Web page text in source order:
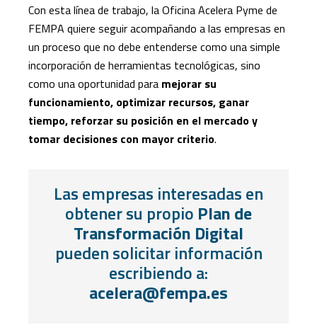
Con esta línea de trabajo, la Oficina Acelera Pyme de
FEMPA quiere seguir acompañando a las empresas en
un proceso que no debe entenderse como una simple
incorporación de herramientas tecnológicas, sino
como una oportunidad para mejorar su
funcionamiento, optimizar recursos, ganar
tiempo, reforzar su posición en el mercado y
tomar decisiones con mayor criterio.
Las empresas interesadas en
obtener su propio Plan de
Transformación Digital
pueden solicitar información
escribiendo a:
acelera@fempa.es